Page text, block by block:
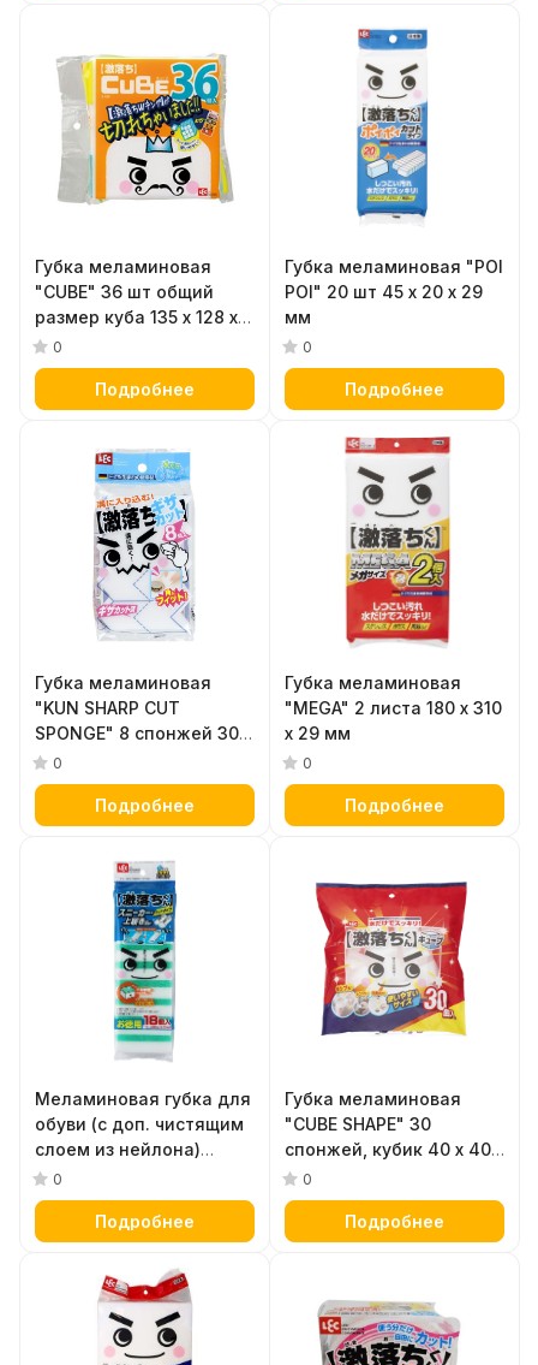
Губка меламиновая
"CUBE" 36 шт общий
размер куба 135 х 128 х
150 мм
0
Подробнее
Губка меламиновая "POI
POI" 20 шт 45 х 20 х 29
мм
0
Подробнее
Губка меламиновая
"KUN SHARP CUT
SPONGE" 8 спонжей 30 х
32 х 50 мм
0
Подробнее
Губка меламиновая
"MEGA" 2 листа 180 х 310
х 29 мм
0
Подробнее
Меламиновая губка для
обуви (с доп. чистящим
слоем из нейлона)
прямоугольной формы
18 спонжей
прямоугольной формы
0
Подробнее
Губка меламиновая
"CUBE SHAPE" 30
спонжей, кубик 40 х 40 х
29 мм
0
Подробнее